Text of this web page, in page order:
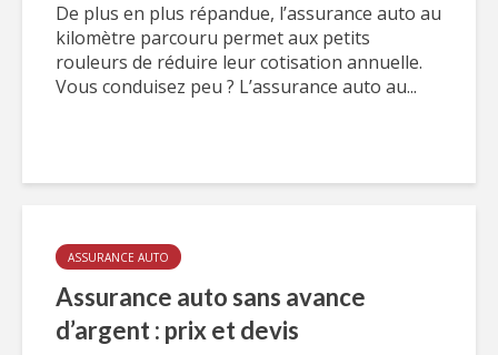
De plus en plus répandue, l’assurance auto au
kilomètre parcouru permet aux petits
rouleurs de réduire leur cotisation annuelle.
Vous conduisez peu ? L’assurance auto au...
ASSURANCE AUTO
Assurance auto sans avance
d’argent : prix et devis